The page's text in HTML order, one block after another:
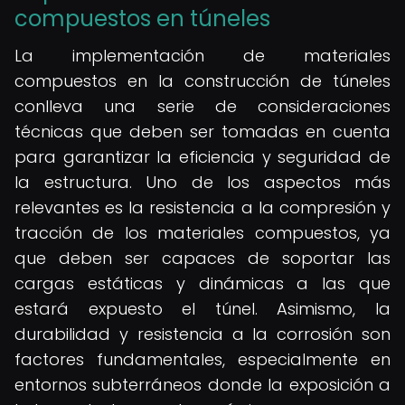
compuestos en túneles
La implementación de materiales
compuestos en la construcción de túneles
conlleva una serie de consideraciones
técnicas que deben ser tomadas en cuenta
para garantizar la eficiencia y seguridad de
la estructura. Uno de los aspectos más
relevantes es la resistencia a la compresión y
tracción de los materiales compuestos, ya
que deben ser capaces de soportar las
cargas estáticas y dinámicas a las que
estará expuesto el túnel. Asimismo, la
durabilidad y resistencia a la corrosión son
factores fundamentales, especialmente en
entornos subterráneos donde la exposición a